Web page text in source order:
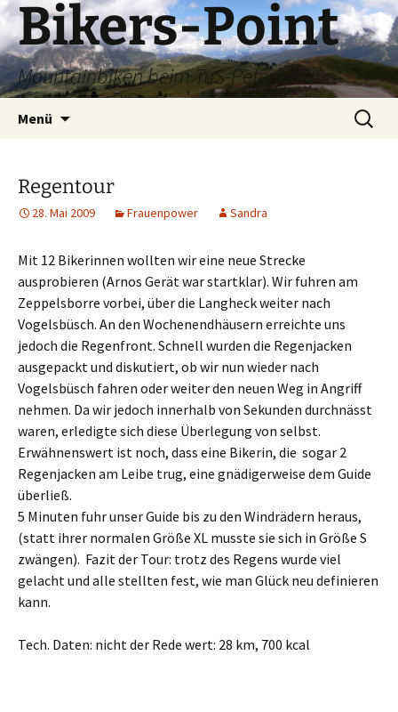
Zum
Inhalt
springen
Bikers-Point
Mountainbiken beim TuS-Peterberg
Menü
Suchen
nach:
Regentour
28. Mai 2009 Frauenpower Sandra
Mit 12 Bikerinnen wollten wir eine neue Strecke
ausprobieren (Arnos Gerät war startklar). Wir fuhren am
Zeppelsborre vorbei, über die Langheck weiter nach
Vogelsbüsch. An den Wochenendhäusern erreichte uns
jedoch die Regenfront. Schnell wurden die Regenjacken
ausgepackt und diskutiert, ob wir nun wieder nach
Vogelsbüsch fahren oder weiter den neuen Weg in Angriff
nehmen. Da wir jedoch innerhalb von Sekunden durchnässt
waren, erledigte sich diese Überlegung von selbst.
Erwähnenswert ist noch, dass eine Bikerin, die sogar 2
Regenjacken am Leibe trug, eine gnädigerweise dem Guide
überließ.
5 Minuten fuhr unser Guide bis zu den Windrädern heraus,
(statt ihrer normalen Größe XL musste sie sich in Größe S
zwängen). Fazit der Tour: trotz des Regens wurde viel
gelacht und alle stellten fest, wie man Glück neu definieren
kann.
Tech. Daten: nicht der Rede wert: 28 km, 700 kcal